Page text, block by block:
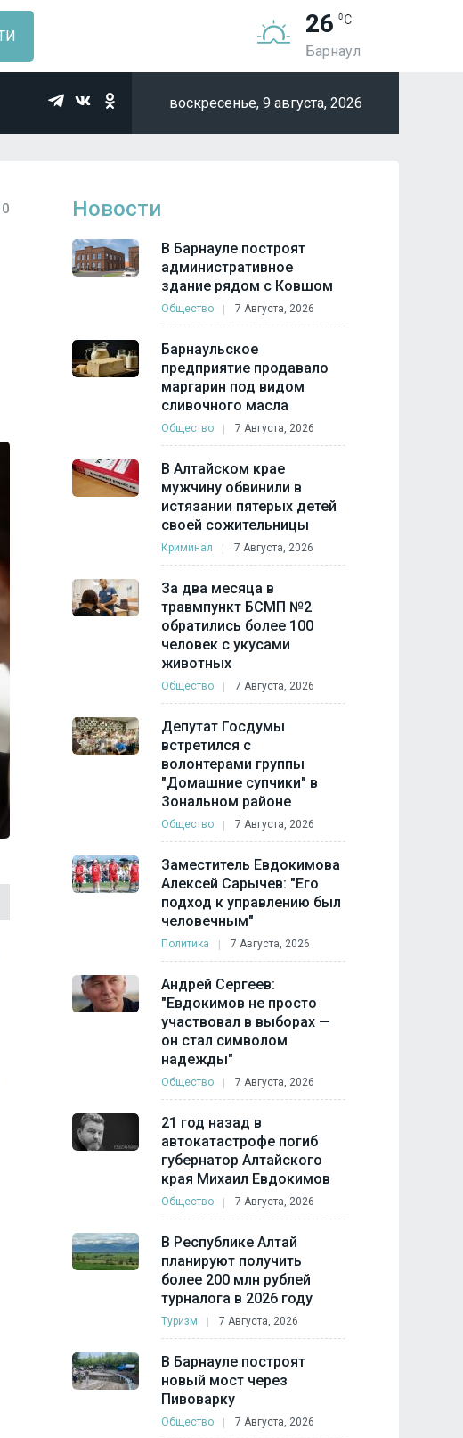
26
Барнаул
воскресенье, 9 августа, 2026
0 Новости
В Барнауле построят
административное
здание рядом с Ковшом
Общество 7 Августа, 2026
Барнаульское
предприятие продавало
маргарин под видом
сливочного масла
Общество 7 Августа, 2026
В Алтайском крае
мужчину обвинили в
истязании пятерых детей
своей сожительницы
Криминал 7 Августа, 2026
За два месяца в
травмпункт БСМП №2
обратились более 100
человек с укусами
животных
Общество 7 Августа, 2026
Депутат Госдумы
встретился с
волонтерами группы
"Домашние супчики" в
Зональном районе
Общество 7 Августа, 2026
Заместитель Евдокимова
Алексей Сарычев: "Его
подход к управлению был
человечным"
Политика 7 Августа, 2026
Андрей Сергеев:
"Евдокимов не просто
участвовал в выборах —
он стал символом
надежды"
Общество 7 Августа, 2026
21 год назад в
автокатастрофе погиб
губернатор Алтайского
края Михаил Евдокимов
Общество 7 Августа, 2026
В Республике Алтай
планируют получить
более 200 млн рублей
турналога в 2026 году
Туризм 7 Августа, 2026
В Барнауле построят
новый мост через
Пивоварку
Общество 7 Августа, 2026